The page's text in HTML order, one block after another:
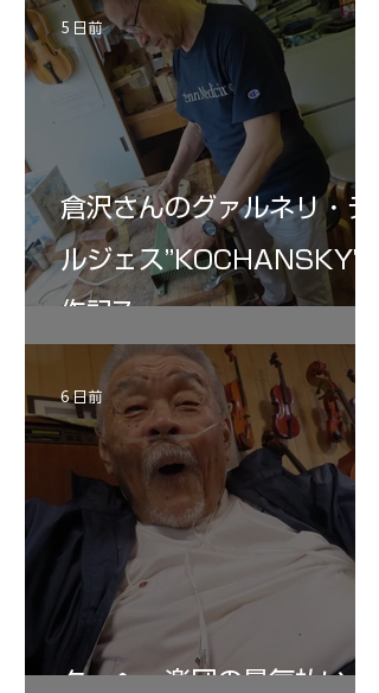
倉沢さんのグァルネリ・デ
ルジェス”KOCHANSKY"制
作記7
5 日前
ターヘー楽団の暑気払い
6 日前